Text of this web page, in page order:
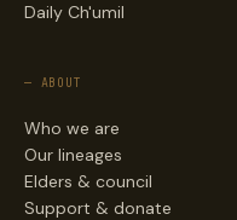
Daily Ch'umil
— ABOUT
Who we are
Our lineages
Elders & council
Support & donate